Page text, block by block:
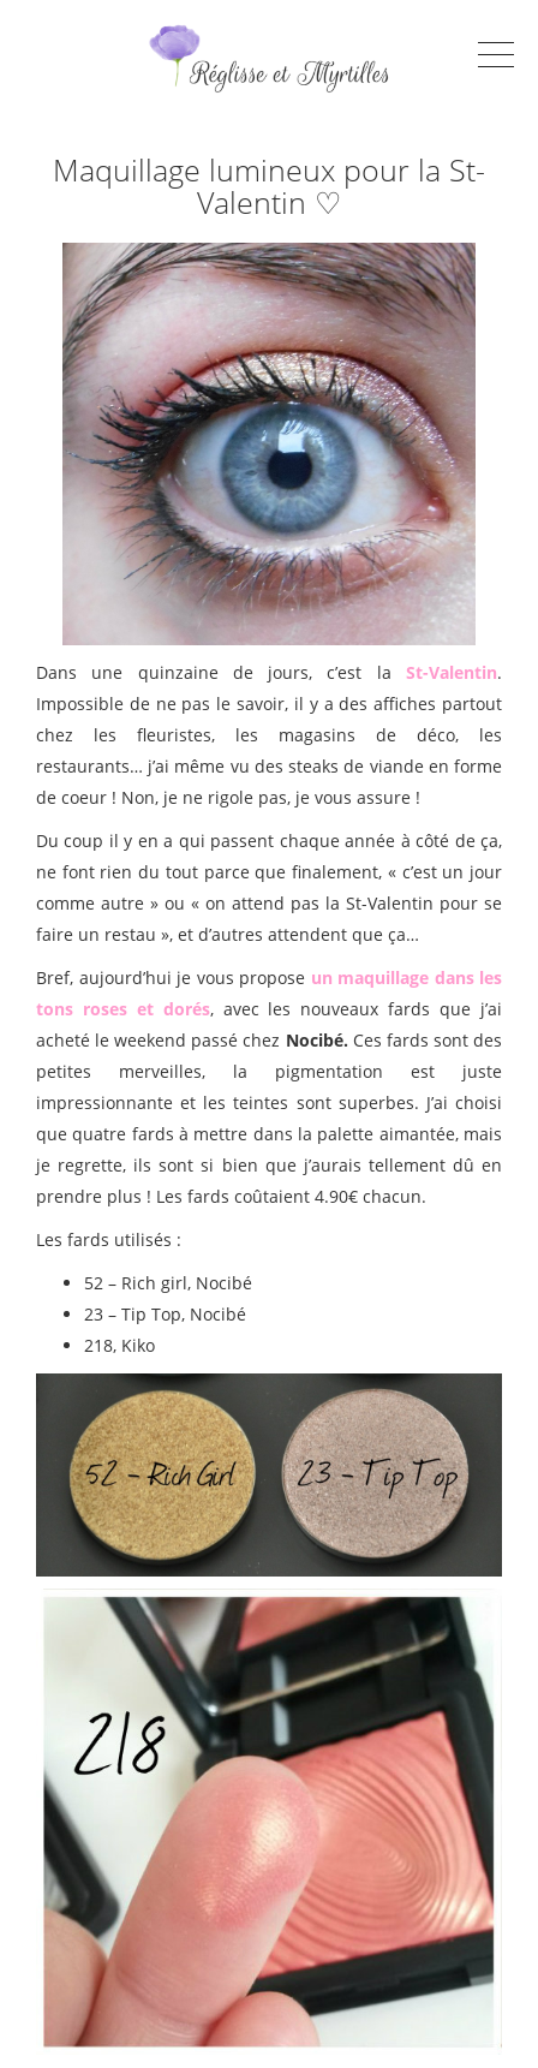
Maquillage lumineux pour la St-
Valentin ♡
Dans une quinzaine de jours, c’est la St-Valentin.
Impossible de ne pas le savoir, il y a des affiches partout
chez les fleuristes, les magasins de déco, les
restaurants… j’ai même vu des steaks de viande en forme
de coeur ! Non, je ne rigole pas, je vous assure !
Du coup il y en a qui passent chaque année à côté de ça,
ne font rien du tout parce que finalement, « c’est un jour
comme autre » ou « on attend pas la St-Valentin pour se
faire un restau », et d’autres attendent que ça…
Bref, aujourd’hui je vous propose un maquillage dans les
tons roses et dorés, avec les nouveaux fards que j’ai
acheté le weekend passé chez Nocibé. Ces fards sont des
petites merveilles, la pigmentation est juste
impressionnante et les teintes sont superbes. J’ai choisi
que quatre fards à mettre dans la palette aimantée, mais
je regrette, ils sont si bien que j’aurais tellement dû en
prendre plus ! Les fards coûtaient 4.90€ chacun.
Les fards utilisés :
52 – Rich girl, Nocibé
23 – Tip Top, Nocibé
218, Kiko